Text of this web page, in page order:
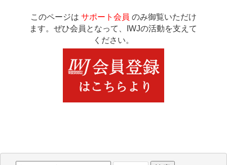
このページは サポート会員 のみ御覧いただけ
ます。ぜひ会員となって、IWJの活動を支えて
ください。